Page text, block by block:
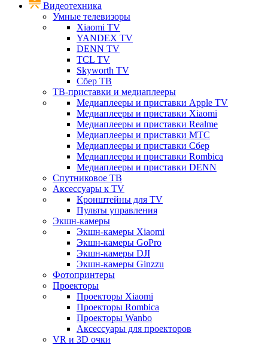
Видеотехника
Умные телевизоры
Xiaomi TV
YANDEX TV
DENN TV
TCL TV
Skyworth TV
Сбер ТВ
ТВ-приставки и медиаплееры
Медиаплееры и приставки Apple TV
Медиаплееры и приставки Xiaomi
Медиаплееры и приставки Realme
Медиаплееры и приставки МТС
Медиаплееры и приставки Сбер
Медиаплееры и приставки Rombica
Медиаплееры и приставки DENN
Спутниковое ТВ
Аксессуары к TV
Кронштейны для TV
Пульты управления
Экшн-камеры
Экшн-камеры Xiaomi
Экшн-камеры GoPro
Экшн-камеры DJI
Экшн-камеры Ginzzu
Фотопринтеры
Проекторы
Проекторы Xiaomi
Проекторы Rombica
Проекторы Wanbo
Аксессуары для проекторов
VR и 3D очки